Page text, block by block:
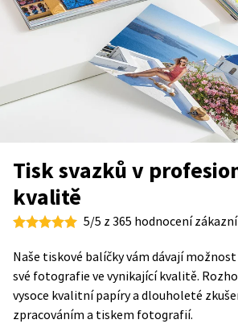
Tisk svazků v
kvalitě
5/5 z 365 hodnocení
Naše tiskové balíčky vám dávají
své fotografie ve vynikající kvalitě.
vysoce kvalitní papíry a dlouholeté
zpracováním a tiskem fotografií.